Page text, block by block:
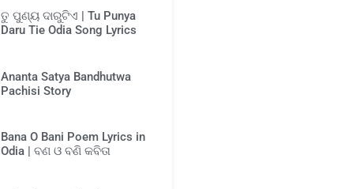
ତୁ ପୁଣ୍ୟ ଦାରୁଟିଏ | Tu Punya
Daru Tie Odia Song Lyrics
Ananta Satya Bandhutwa
Pachisi Story
Bana O Bani Poem Lyrics in
Odia | ବଣ ଓ ବଣି କବିତା